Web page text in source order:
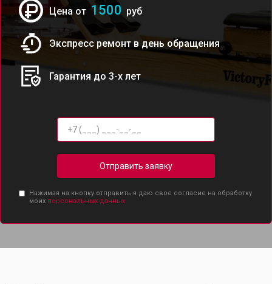
Цена от 1500 руб
Экспресс ремонт в день обращения
Гарантия до 3-х лет
Отправить заявку
Нажимая на кнопку отправить я даю свое согласие на обработку
моих персональных данных.